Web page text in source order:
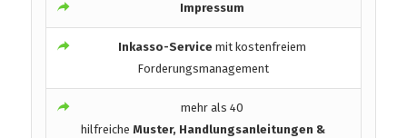
Impressum
Inkasso-Service mit kostenfreiem
Forderungsmanagement
mehr als 40
hilfreicheMuster, Handlungsanleitungen &